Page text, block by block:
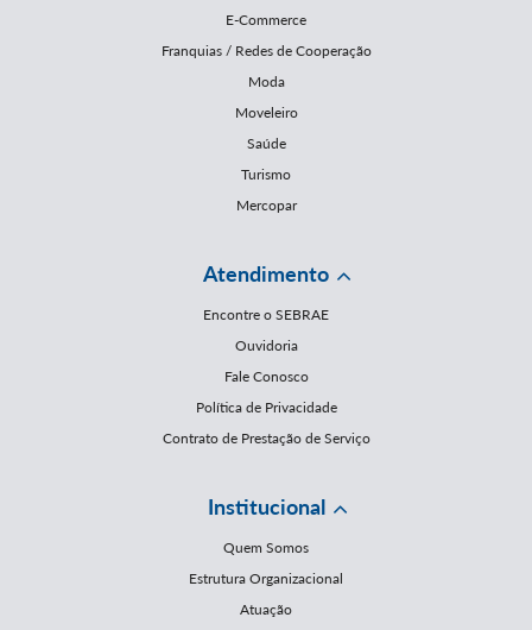
E-Commerce
Franquias / Redes de Cooperação
Moda
Moveleiro
Saúde
Turismo
Mercopar
Atendimento
Encontre o SEBRAE
Ouvidoria
Fale Conosco
Política de Privacidade
Contrato de Prestação de Serviço
Institucional
Quem Somos
Estrutura Organizacional
Atuação